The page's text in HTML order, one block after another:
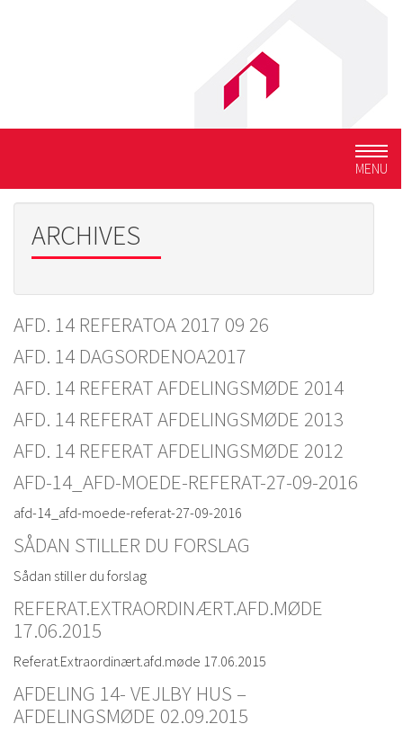
MENU
ARCHIVES
AFD. 14 REFERATOA 2017 09 26
AFD. 14 DAGSORDENOA2017
AFD. 14 REFERAT AFDELINGSMØDE 2014
AFD. 14 REFERAT AFDELINGSMØDE 2013
AFD. 14 REFERAT AFDELINGSMØDE 2012
AFD-14_AFD-MOEDE-REFERAT-27-09-2016
afd-14_afd-moede-referat-27-09-2016
SÅDAN STILLER DU FORSLAG
Sådan stiller du forslag
REFERAT.EXTRAORDINÆRT.AFD.MØDE
17.06.2015
Referat.Extraordinært.afd.møde 17.06.2015
AFDELING 14- VEJLBY HUS –
AFDELINGSMØDE 02.09.2015